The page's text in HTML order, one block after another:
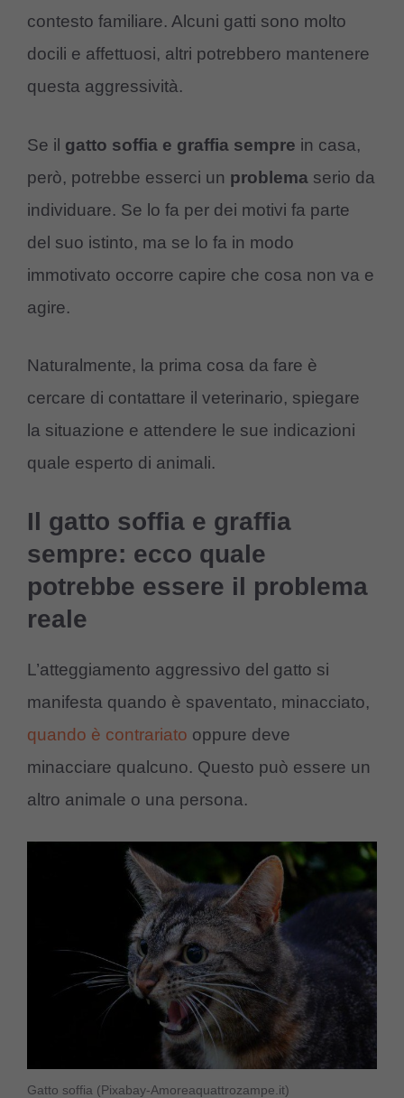
contesto familiare. Alcuni gatti sono molto
docili e affettuosi, altri potrebbero mantenere
questa aggressività.
Se il gatto soffia e graffia sempre in casa,
però, potrebbe esserci un problema serio da
individuare. Se lo fa per dei motivi fa parte
del suo istinto, ma se lo fa in modo
immotivato occorre capire che cosa non va e
agire.
Naturalmente, la prima cosa da fare è
cercare di contattare il veterinario, spiegare
la situazione e attendere le sue indicazioni
quale esperto di animali.
Il gatto soffia e graffia
sempre: ecco quale
potrebbe essere il problema
reale
L’atteggiamento aggressivo del gatto si
manifesta quando è spaventato, minacciato,
quando è contrariato oppure deve
minacciare qualcuno. Questo può essere un
altro animale o una persona.
Gatto soffia (Pixabay-Amoreaquattrozampe.it)